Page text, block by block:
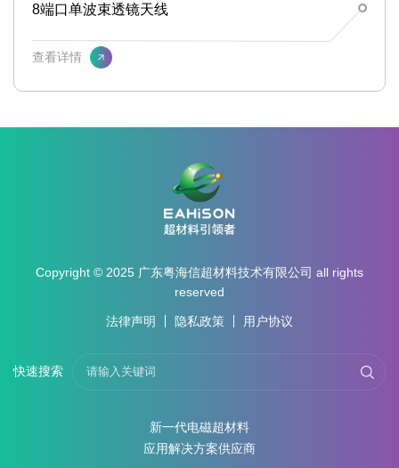
8端口单波束透镜天线
查看详情
Copyright © 2025 广东粤海信超材料技术有限公司 all rights
reserved
法律声明 隐私政策 用户协议
快速搜索
新一代电磁超材料
应用解决方案供应商